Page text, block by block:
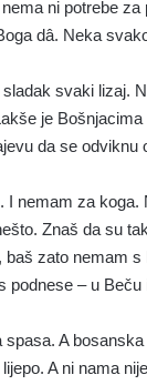
ni potrebe
dâ. Neka
svaki lizaj.
je
da se odviknu
nemam za
Znaš da su
zato nemam
podnese – u
A
A ni nama